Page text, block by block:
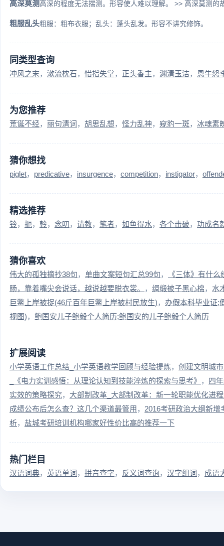
高深莫测高深的程度无法揣测。形容使人难以理解。 >> 高深莫测的
粗服乱头粗服：粗布衣服；乱头：蓬头乱发。形容不讲究修饰。
同类型查询
冲风之末 漱流枕石 惜指失掌 正头香主 渊清玉洁 恩牛怨
为您推荐
荒诞不经 丽句清词 胡思乱想 怪力乱神 窥豹一斑 冰魂素
猜你想找
piglet predicative insurgence competition instigator
精选推荐
铃 扼 軨 念叨 请教 笔者 如鱼得水 各个击破 功成名
猜你喜欢
伟大的孤独摘抄38句 单曲文案短句汇总99句
《三体》有什
肠，靠着嘴尖会说话，越说越要脱衣裳。
绸缎被子黑心棉
水
巨鳖上岸被捉(46斤百年巨鳖上岸被村民放生)
办假本科毕业证;
视图)
鲍国安儿子鲍毅个人简历;鲍国安的儿子鲍毅个人简历
扩展阅读
小学英语工作总结_小学英语教学回顾与经验提炼
创建文明城
_《电力实训感悟：从理论认知到技能淬炼的探索与思考》
四
实效的策略探究
大部制改革_大部制改革：新一轮职能优化进
成绩公布后怎么查？这几个渠道最管用
2016考研政治大纲新
析
盐城考研培训机构哪家好性价比高的推荐一下
热门栏目
汉语词典 英语单词 拼音查字 反义词查询 汉字组词 成语